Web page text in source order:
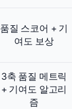
품질 스코어 + 기
여도 보상
3축 품질 메트릭
+ 기여도 알고리
즘